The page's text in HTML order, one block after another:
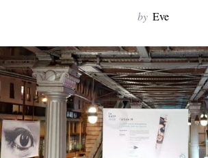
by Eve